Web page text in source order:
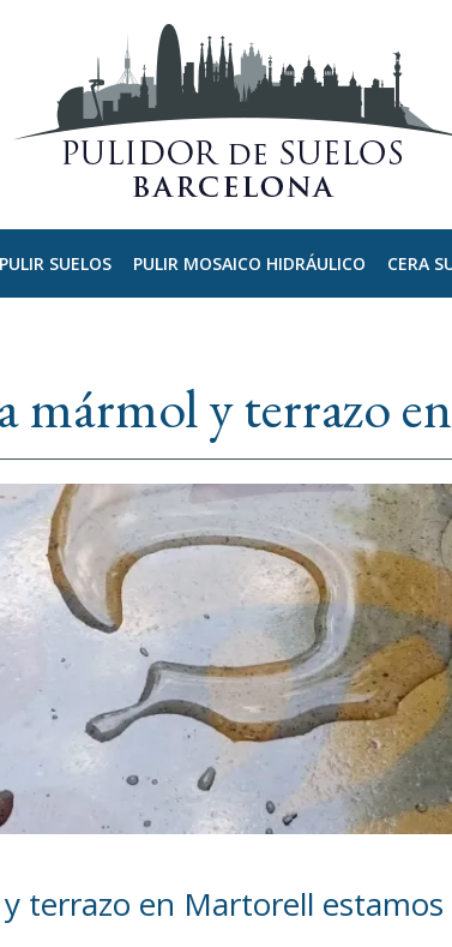
PULIR SUELOS PULIR MOSAICO HIDRÁULICO CERA
mármol y terrazo
terrazo en Martorell